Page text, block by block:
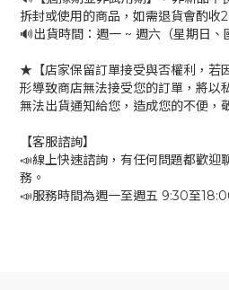
拆封或使用的商品，如需退貨會酌收
🔊出貨時間：週一 ~ 週六（星期日、
★【店家保留訂單接受與否權利，若
形導致商店無法接受您的訂單，將以
無法出貨通知給您，造成您的不便，
【客服諮詢】
📣線上快速諮詢，有任何問題都歡迎
務。
📣服務時間為週一至週五 9:30至